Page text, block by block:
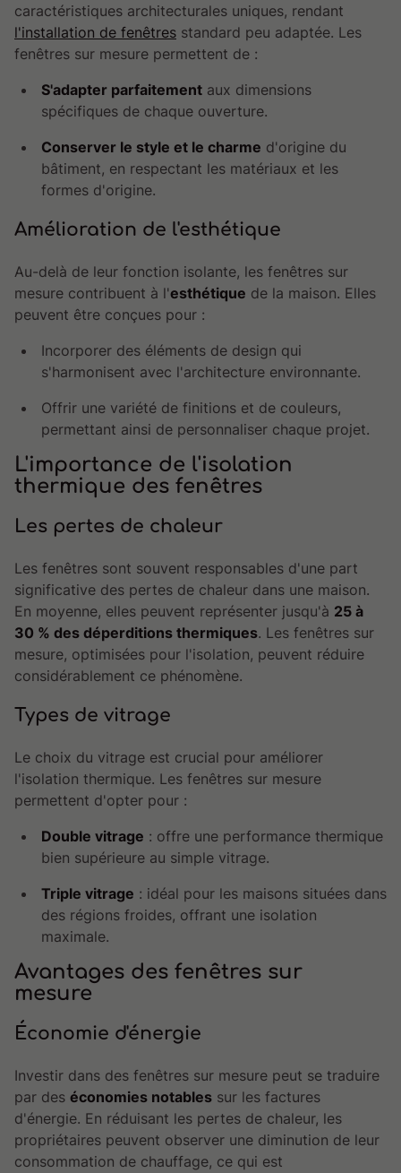
caractéristiques architecturales uniques, rendant
l'installation de fenêtres standard peu adaptée. Les
fenêtres sur mesure permettent de :
S'adapter parfaitementaux dimensions
spécifiques de chaque ouverture.
Conserver le style et le charme d'origine du
bâtiment, en respectant les matériaux et les
formes d'origine.
Amélioration de l'esthétique
Au-delà de leur fonction isolante, les fenêtres sur
mesure contribuent à l'esthétique de la maison. Elles
peuvent être conçues pour :
Incorporer des éléments de design qui
s'harmonisent avec l'architecture environnante.
Offrir une variété de finitions et de couleurs,
permettant ainsi de personnaliser chaque projet.
L'importance de l'isolation
thermique des fenêtres
Les pertes de chaleur
Les fenêtres sont souvent responsables d'une part
significative des pertes de chaleur dans une maison.
En moyenne, elles peuvent représenter jusqu'à 25 à
30 % des déperditions thermiques. Les fenêtres sur
mesure, optimisées pour l'isolation, peuvent réduire
considérablement ce phénomène.
Types de vitrage
Le choix du vitrage est crucial pour améliorer
l'isolation thermique. Les fenêtres sur mesure
permettent d'opter pour :
Double vitrage : offre une performance thermique
bien supérieure au simple vitrage.
Triple vitrage : idéal pour les maisons situées dans
des régions froides, offrant une isolation
maximale.
Avantages des fenêtres sur
mesure
Économie d'énergie
Investir dans des fenêtres sur mesure peut se traduire
par des économies notables sur les factures
d'énergie. En réduisant les pertes de chaleur, les
propriétaires peuvent observer une diminution de leur
consommation de chauffage, ce qui est